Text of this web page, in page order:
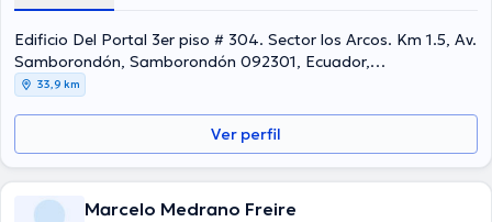
Edificio Del Portal 3er piso # 304. Sector los Arcos. Km 1.5, Av.
Samborondón, Samborondón 092301, Ecuador,
Samborondón
33,9 km
Ver perfil
Marcelo Medrano Freire